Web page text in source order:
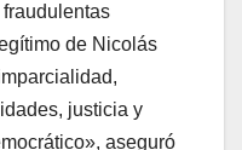
de Nicolás
justicia y
aseguró